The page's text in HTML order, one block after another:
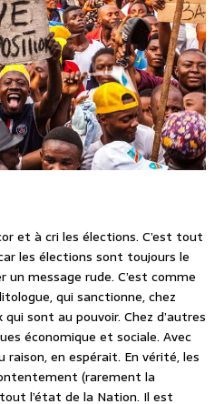
et à cri les élections. C’est tout
les élections sont toujours le
message rude. C’est comme
qui sanctionne, chez
sont au pouvoir. Chez d’autres
économique et sociale. Avec
en espérait. En vérité, les
(rarement la
l’état de la Nation. Il est